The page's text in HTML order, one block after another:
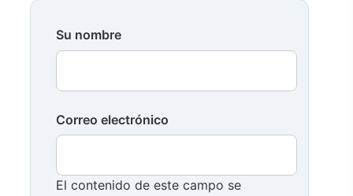
Su nombre
Correo electrónico
El contenido de este campo se